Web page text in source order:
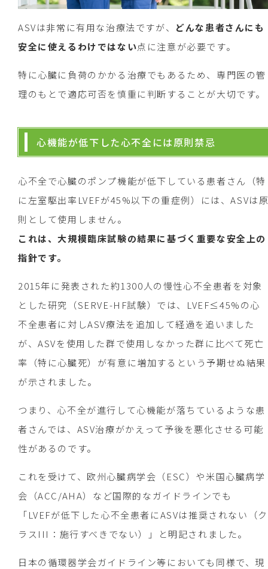
ASVは非常に有用な治療法ですが、 どんな患者さんにも
安全に使えるわけではない点に注意が必要です。
特に心臓に負荷のかかる治療でもあるため、専門医の管
理のもとで適応可否を慎重に判断することが大切です。
心機能が低下した心不全には原則禁忌
心不全で心臓のポンプ機能が低下している患者さん（特
に左室駆出率LVEFが45%以下の重症例）には、ASVは
則として使用しません。
これは、大規模臨床試験の結果に基づく重要な安全上の
指針です。
2015年に発表された約1300人の慢性心不全患者を対象
とした研究（SERVE-HF試験）では、LVEF≤45%の心
不全患者に対しASV療法を追加して経過を追いました
が、ASVを使用した群で使用しなかった群に比べて死亡
率（特に心臓死）が有意に増加するという予期せぬ結果
が示されました。
つまり、心不全が進行して心機能が落ちているような患
者さんでは、ASV治療がかえって予後を悪化させる可能
性があるのです。
これを受けて、欧州心臓病学会（ESC）や米国心臓病学
会（ACC/AHA）など国際的なガイドラインでも
「LVEFが低下した心不全患者にASVは推奨されない（ク
ラスIII：施行すべきでない）」と明記されました。
日本の循環器学会ガイドライン等においても同様で、現